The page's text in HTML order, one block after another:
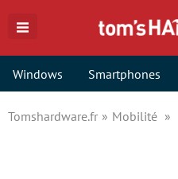
Windows Smartphones
Tomshardware.fr Mobilité